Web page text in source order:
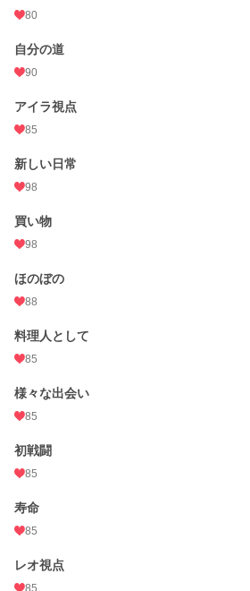
80
自分の道
90
アイラ視点
85
新しい日常
98
買い物
98
ほのぼの
88
料理人として
85
様々な出会い
85
初戦闘
85
寿命
85
レオ視点
85